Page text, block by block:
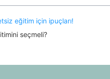
eğitim için ipuçları!
seçmeli?